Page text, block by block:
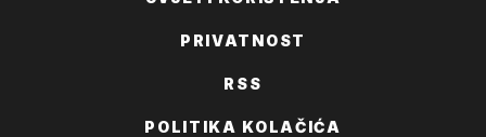
PRIVATNOST
RSS
POLITIKA KOLAČIĆA